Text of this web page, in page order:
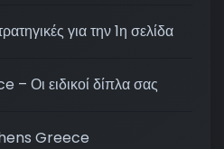
για την 1η σελίδα
Οι ειδικοί δίπλα σας
Greece